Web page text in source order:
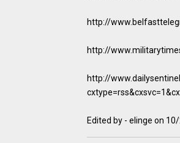
http://
http://
http://
Edited by - elinge on